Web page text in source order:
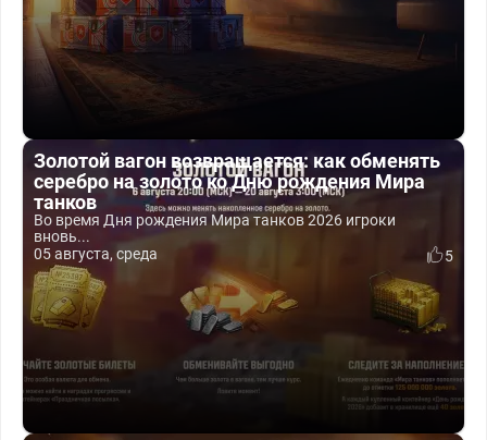
Золотой вагон возвращается: как обменять
серебро на золото ко Дню рождения Мира
танков
Во время Дня рождения Мира танков 2026 игроки
вновь...
05 августа, среда
5